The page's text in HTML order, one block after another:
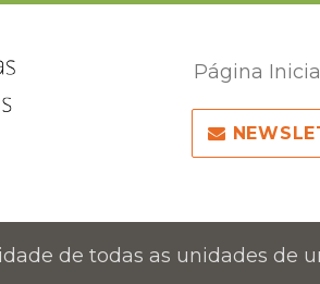
Página Inicial
de todas as unidades de